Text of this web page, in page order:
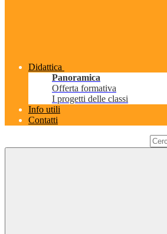
Didattica
Panoramica
Offerta formativa
I progetti delle classi
Info utili
Contatti